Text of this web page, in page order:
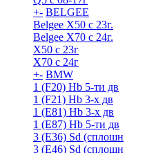
+- BELGEE
Belgee X50 с 23г.
Belgee X70 с 24г.
X50 с 23г
X70 с 24г
+- BMW
1 (F20) Hb 5-ти дв
1 (F21) Hb 3-х дв
1 (Е81) Hb 3-х дв
1 (Е87) Hb 5-ти дв
3 (E36) Sd (сплошн
3 (E46) Sd (сплошн